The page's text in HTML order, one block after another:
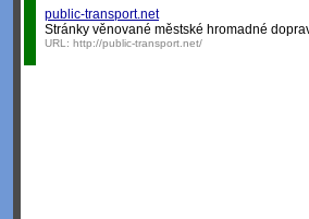
public-transport.net
Stránky věnované městské hromadné
URL: http://public-transport.net/